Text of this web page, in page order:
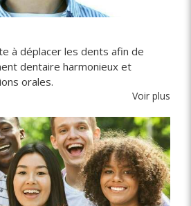
à déplacer les dents afin de
dentaire harmonieux et
orales.
Voir plus